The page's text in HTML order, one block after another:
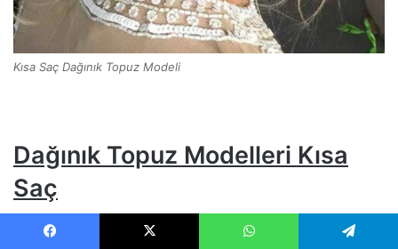
Kısa Saç Dağınık Topuz Modeli
Dağınık Topuz Modelleri Kısa
Saç